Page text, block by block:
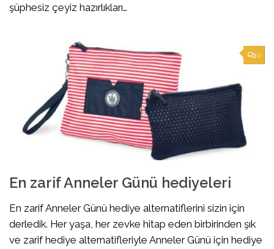
şüphesiz çeyiz hazırlıkları…
0
En zarif Anneler Günü hediyeleri
En zarif Anneler Günü hediye alternatiflerini sizin için
derledik. Her yaşa, her zevke hitap eden birbirinden şık
ve zarif hediye alternatifleriyle Anneler Günü için hediye